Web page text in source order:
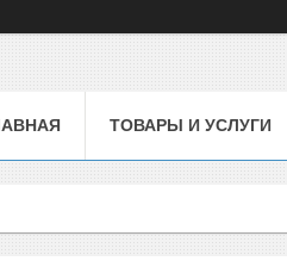
ТОВАРЫ И УСЛУГИ